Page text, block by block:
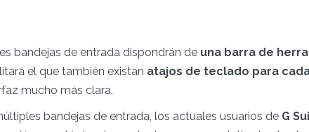
bandejas de entrada dispondrán de una barra de
el que también existan atajos de teclado para
mucho más clara.
bandejas de entrada, los actuales usuarios de G